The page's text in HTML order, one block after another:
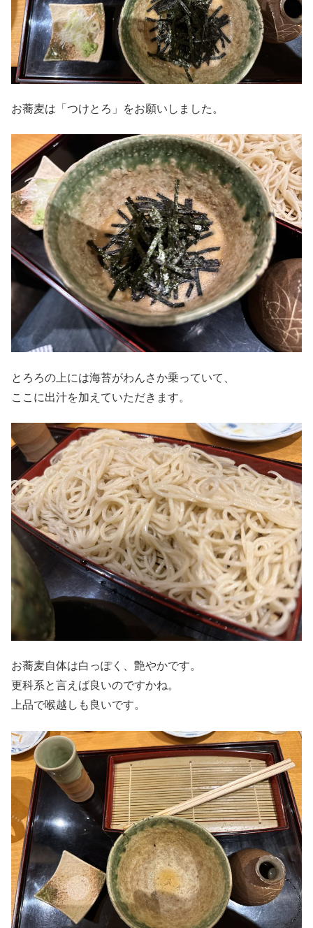
お蕎麦は「つけとろ」をお願いしました。
とろろの上には海苔がわんさか乗っていて、
ここに出汁を加えていただきます。
お蕎麦自体は白っぽく、艶やかです。
更科系と言えば良いのですかね。
上品で喉越しも良いです。